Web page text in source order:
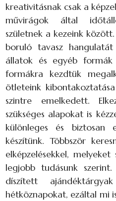
kreativitásnak csak a
művirágok által
születnek a kezeink
boruló tavasz
állatok és egyéb formák
formákra kezdtük
ötleteink
szintre emelkedett.
szükséges alapokat is
különleges és biztosan
készítünk. Többször
elképzelésekkel,
legjobb tudásunk
díszített
hétköznapokat, ezáltal mi